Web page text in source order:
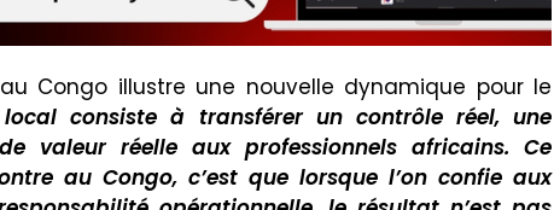
au Congo illustre une nouvelle dynamique pour le
consiste à transférer un contrôle réel, une
valeur réelle aux professionnels africains. Ce
au Congo, c’est que lorsque l’on confie aux